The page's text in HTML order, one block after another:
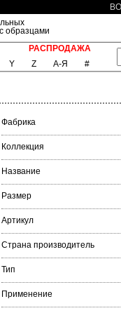
образцами
РАСПРОДАЖА
Y Z А-Я #
Фабрика
Коллекция
Название
Размер
Артикул
Страна производитель
Тип
Применение